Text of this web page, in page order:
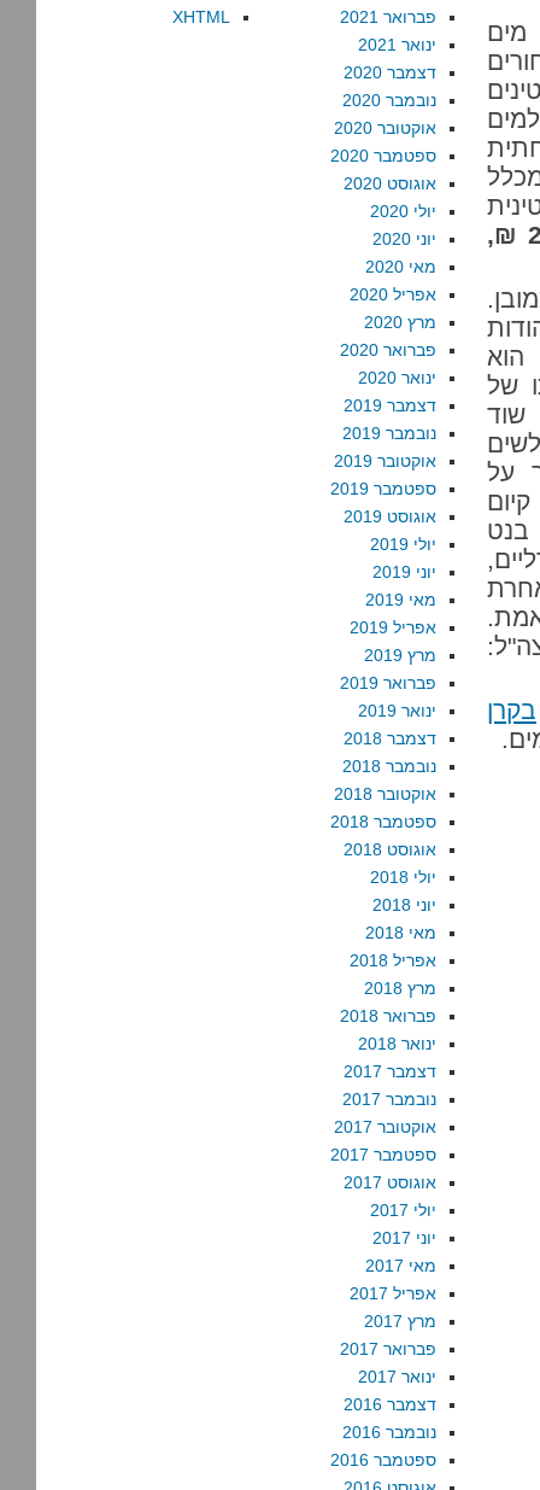
מים
היא 150 ₪, שהם כ-1.4% מכלל
במיכליות נעה בקיץ בין 1,250 ל-2,000 ₪,
של
שוד
על
בנט
בקרן
פברואר 2021
ינואר 2021
דצמבר 2020
נובמבר 2020
אוקטובר 2020
ספטמבר 2020
אוגוסט 2020
יולי 2020
יוני 2020
מאי 2020
אפריל 2020
מרץ 2020
פברואר 2020
ינואר 2020
דצמבר 2019
נובמבר 2019
אוקטובר 2019
ספטמבר 2019
אוגוסט 2019
יולי 2019
יוני 2019
מאי 2019
אפריל 2019
מרץ 2019
פברואר 2019
ינואר 2019
דצמבר 2018
נובמבר 2018
אוקטובר 2018
ספטמבר 2018
אוגוסט 2018
יולי 2018
יוני 2018
מאי 2018
אפריל 2018
מרץ 2018
פברואר 2018
ינואר 2018
דצמבר 2017
נובמבר 2017
אוקטובר 2017
ספטמבר 2017
אוגוסט 2017
יולי 2017
יוני 2017
מאי 2017
אפריל 2017
מרץ 2017
פברואר 2017
ינואר 2017
דצמבר 2016
נובמבר 2016
ספטמבר 2016
XHTML